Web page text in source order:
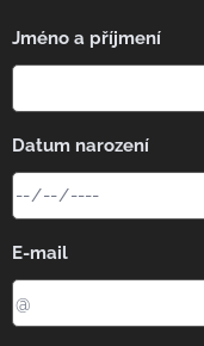
Jméno a příjmení
Datum narození
E-mail